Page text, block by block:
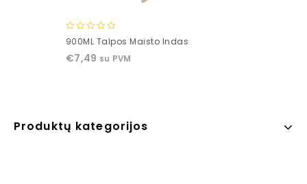
0
of
900ML Talpos Maisto Indas
€7,49 su PVM
Produktų kategorijos